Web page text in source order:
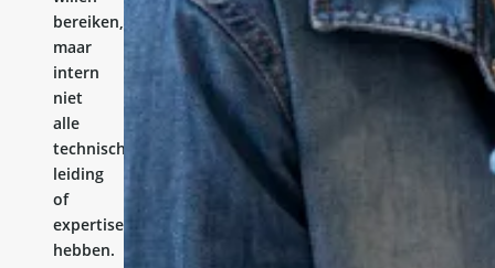
bereiken,
maar
intern
niet
alle
technische
leiding
of
expertise
hebben.